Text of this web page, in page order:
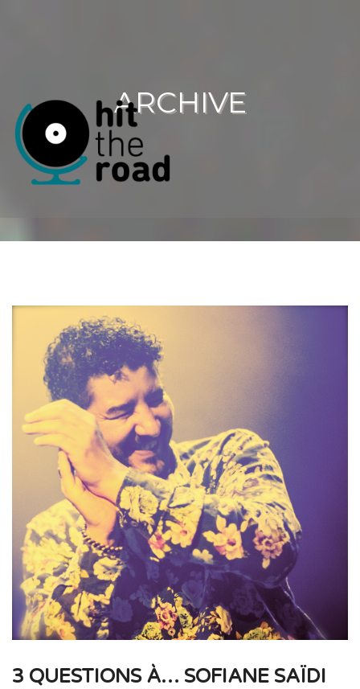
ARCHIVE
3 QUESTIONS À… SOFIANE SAÏDI